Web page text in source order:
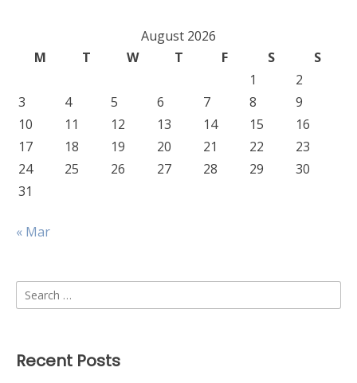
August 2026
M
T W T F S
S
1
2
3
4 5 6 7 8
9
10
11 12 13 14 15
16
17
18 19 20 21 22
23
24
25 26 27 28 29
30
31
« Mar
Search
for:
Recent Posts